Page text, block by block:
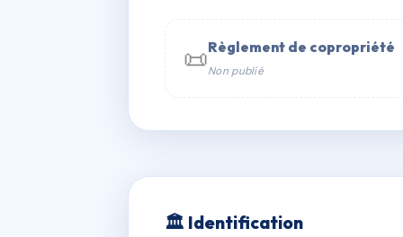
📞 Contacter Syndic Digital
📜Règlement de copropriété
Non publié
🏛 Identification